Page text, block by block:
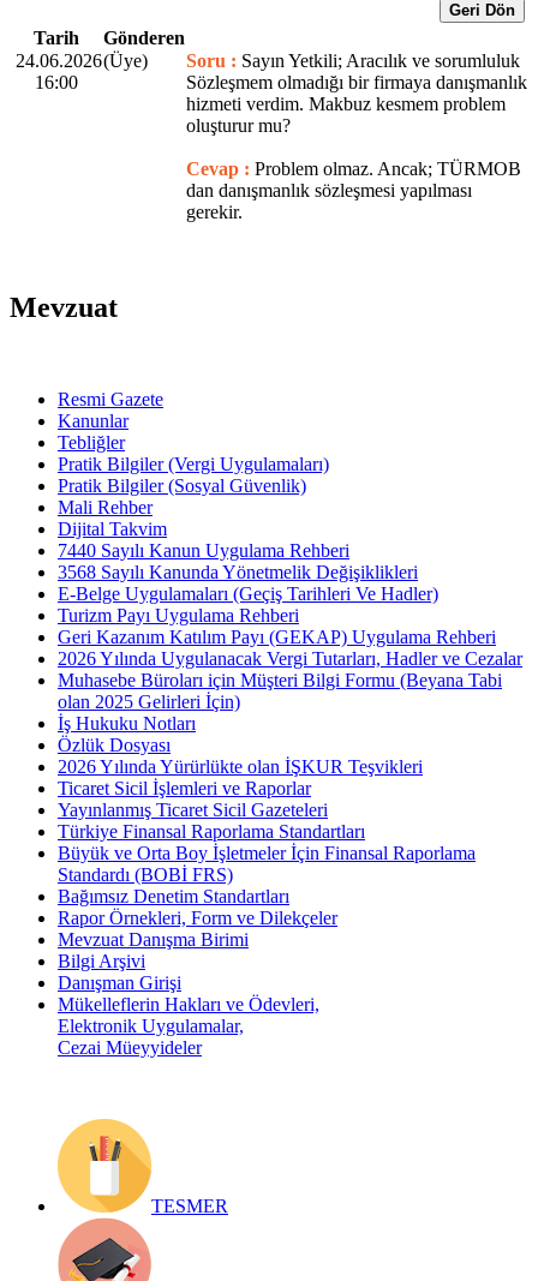
Geri Dön
Tarih
Gönderen
24.06.2026
16:00
(Üye) Soru : Sayın Yetkili; Aracılık ve sorumluluk
Sözleşmem olmadığı bir firmaya danışmanlık
hizmeti verdim. Makbuz kesmem problem
oluşturur mu?
Cevap : Problem olmaz. Ancak; TÜRMOB
dan danışmanlık sözleşmesi yapılması
gerekir.
Mevzuat
Resmi Gazete
Kanunlar
Tebliğler
Pratik Bilgiler (Vergi Uygulamaları)
Pratik Bilgiler (Sosyal Güvenlik)
Mali Rehber
Dijital Takvim
7440 Sayılı Kanun Uygulama Rehberi
3568 Sayılı Kanunda Yönetmelik Değişiklikleri
E-Belge Uygulamaları (Geçiş Tarihleri Ve Hadler)
Turizm Payı Uygulama Rehberi
Geri Kazanım Katılım Payı (GEKAP) Uygulama Rehberi
2026 Yılında Uygulanacak Vergi Tutarları, Hadler ve Cezalar
Muhasebe Büroları için Müşteri Bilgi Formu (Beyana Tabi
olan 2025 Gelirleri İçin)
İş Hukuku Notları
Özlük Dosyası
2026 Yılında Yürürlükte olan İŞKUR Teşvikleri
Ticaret Sicil İşlemleri ve Raporlar
Yayınlanmış Ticaret Sicil Gazeteleri
Türkiye Finansal Raporlama Standartları
Büyük ve Orta Boy İşletmeler İçin Finansal Raporlama
Standardı (BOBİ FRS)
Bağımsız Denetim Standartları
Rapor Örnekleri, Form ve Dilekçeler
Mevzuat Danışma Birimi
Bilgi Arşivi
Danışman Girişi
Mükelleflerin Hakları ve Ödevleri,
Elektronik Uygulamalar,
Cezai Müeyyideler
TESMER